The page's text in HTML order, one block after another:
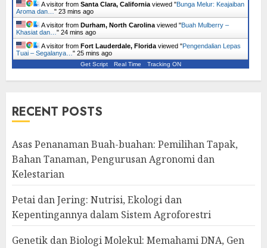
A visitor from Santa Clara, California viewed "Bunga Melur: Keajaiban
Aroma dan… " 23 mins ago
A visitor from Durham, North Carolina viewed "Buah Mulberry –
Khasiat dan… " 24 mins ago
A visitor from Fort Lauderdale, Florida viewed "Pengendalian Lepas
Tuai – Segalanya… " 25 mins ago
Get Script Real Time Tracking ON
RECENT POSTS
Asas Penanaman Buah-buahan: Pemilihan Tapak,
Bahan Tanaman, Pengurusan Agronomi dan
Kelestarian
Petai dan Jering: Nutrisi, Ekologi dan
Kepentingannya dalam Sistem Agroforestri
Genetik dan Biologi Molekul: Memahami DNA, Gen